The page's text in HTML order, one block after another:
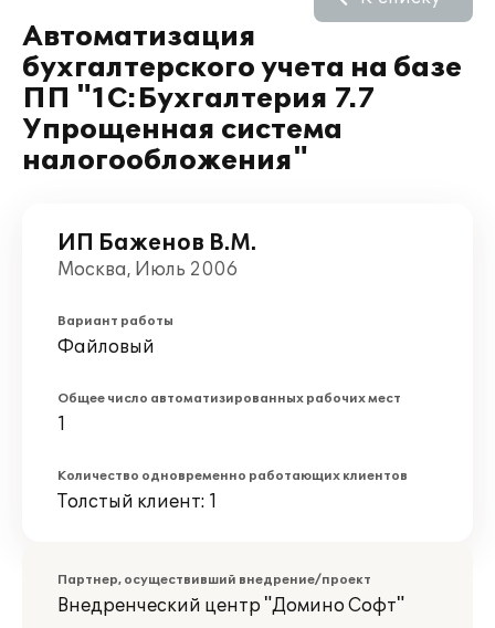
Автоматизация
бухгалтерского учета на базе
ПП "1С:Бухгалтерия 7.7
Упрощенная система
налогообложения"
ИП Баженов В.М.
Москва, Июль 2006
Вариант работы
Файловый
Общее число автоматизированных рабочих мест
1
Количество одновременно работающих клиентов
Толстый клиент: 1
Партнер, осуществивший внедрение/проект
Внедренческий центр "Домино Софт"